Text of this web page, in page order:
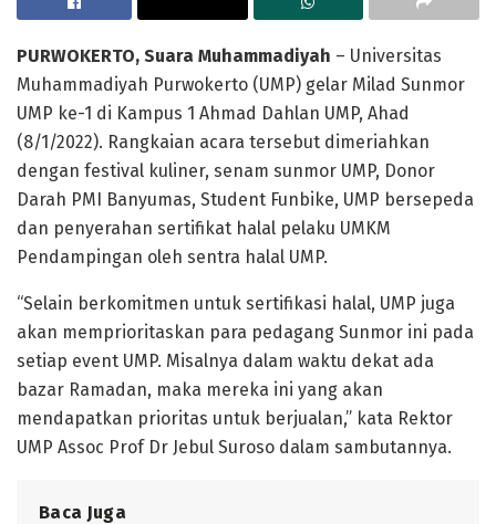
PURWOKERTO, Suara Muhammadiyah – Universitas
Muhammadiyah Purwokerto (UMP) gelar Milad Sunmor
UMP ke-1 di Kampus 1 Ahmad Dahlan UMP, Ahad
(8/1/2022). Rangkaian acara tersebut dimeriahkan
dengan festival kuliner, senam sunmor UMP, Donor
Darah PMI Banyumas, Student Funbike, UMP bersepeda
dan penyerahan sertifikat halal pelaku UMKM
Pendampingan oleh sentra halal UMP.
“Selain berkomitmen untuk sertifikasi halal, UMP juga
akan memprioritaskan para pedagang Sunmor ini pada
setiap event UMP. Misalnya dalam waktu dekat ada
bazar Ramadan, maka mereka ini yang akan
mendapatkan prioritas untuk berjualan,” kata Rektor
UMP Assoc Prof Dr Jebul Suroso dalam sambutannya.
Baca Juga